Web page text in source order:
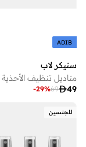
ADIB
سنيكر لاب
49
69
-29%
للجنسين